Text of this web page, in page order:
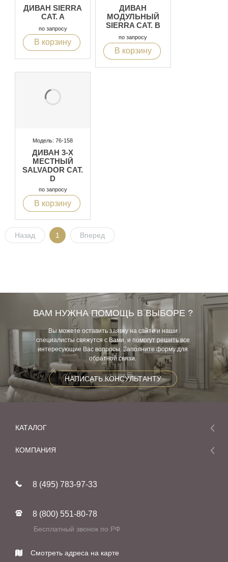
ДИВАН SIERRA
CAT. A
по запросу
В корзину
ДИВАН
МОДУЛЬНЫЙ
SIERRA CAT. B
по запросу
В корзину
Модель: 76-158
ДИВАН 3-Х
МЕСТНЫЙ
SALVADOR CAT.
D
по запросу
В корзину
Назад 1 Вперед
ВАМ НУЖНА ПОМОЩЬ В ВЫБОРЕ ?
Вы можете оставить заявку на сайте и наши
специалисты свяжутся с Вами, и помогут решить все
интересующие Вас вопросы. Заполните форму для
обратной связи.
НАПИСАТЬ КОНСУЛЬТАНТУ
КАТАЛОГ
Мебель
Новинки
Фабрики
КОМПАНИЯ
Реставрация
Контакты
8 (495) 783-97-33
8 (800) 551-80-78
Бесплатный звонок по РФ
Смотреть адреса на карте